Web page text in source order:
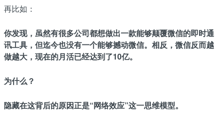
再比如：
你发现，虽然有很多公司都想做出一款能够颠覆微信的即时通
讯工具，但迄今也没有一个能够撼动微信。相反，微信反而越
做越大，现在的月活已经达到了10亿。
为什么？
隐藏在这背后的原因正是“网络效应”这一思维模型。